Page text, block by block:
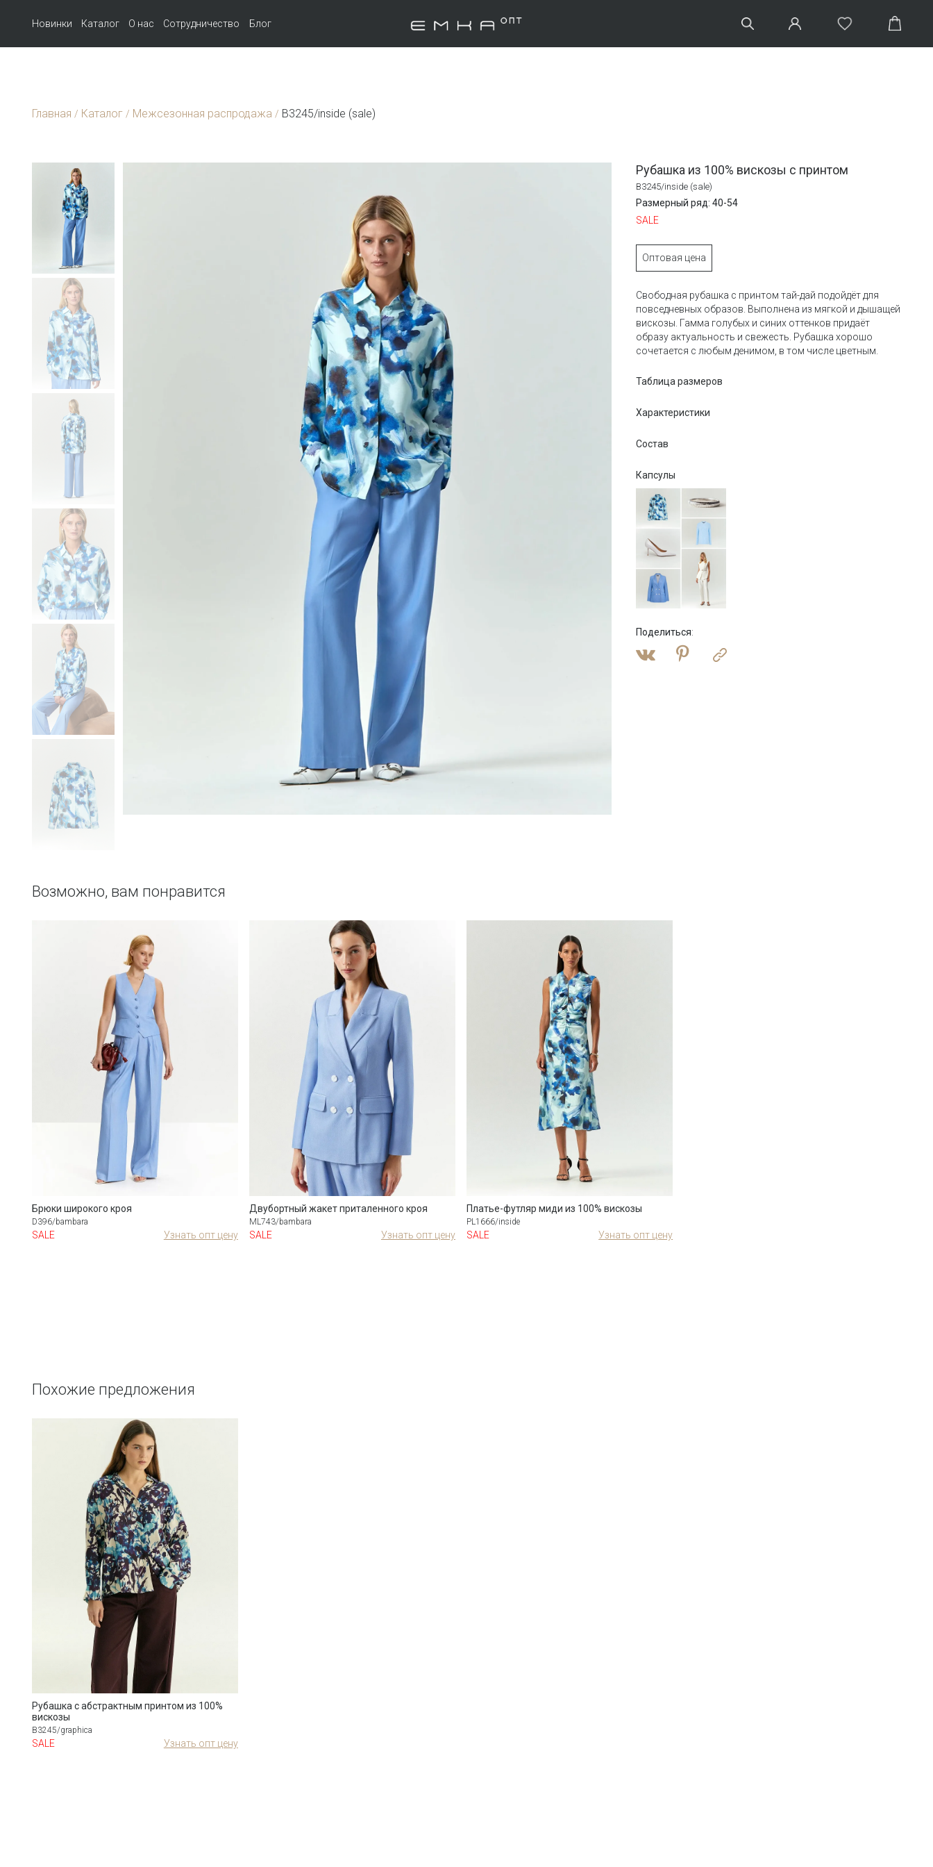
Новинки Каталог О нас Сотрудничество Блог
Главная / Каталог / Межсезонная распродажа / B3245/inside (sale)
Рубашка из 100% вискозы с принтом
B3245/inside (sale)
Размерный ряд: 40-54
SALE
Оптовая цена
Свободная рубашка с принтом тай-дай подойдёт для
повседневных образов. Выполнена из мягкой и дышащей
вискозы. Гамма голубых и синих оттенков придаёт
образу актуальность и свежесть. Рубашка хорошо
сочетается с любым денимом, в том числе цветным.
Таблица размеров
Характеристики
Состав
Капсулы
Поделиться:
Возможно, вам понравится
Брюки широкого кроя
D396/bambara
SALE Узнать опт цену
Двубортный жакет приталенного кроя
ML743/bambara
SALE Узнать опт цену
Платье-футляр миди из 100% вискозы
PL1666/inside
SALE Узнать опт цену
Похожие предложения
Рубашка с абстрактным принтом из 100%
вискозы
B3245/graphica
SALE Узнать опт цену